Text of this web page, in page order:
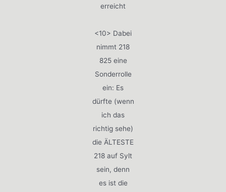
erreicht
<10> Dabei
nimmt 218
825 eine
Sonderrolle
ein: Es
dürfte (wenn
ich das
richtig sehe)
die ÄLTESTE
218 auf Sylt
sein, denn
es ist die